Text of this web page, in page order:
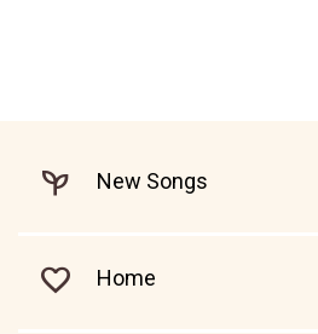
New Songs
Home